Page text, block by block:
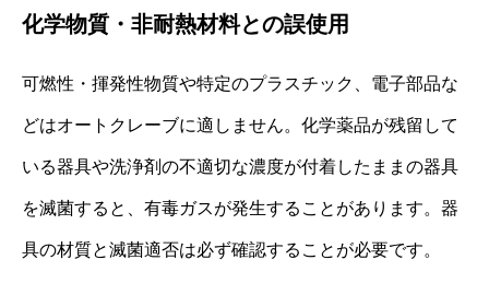
化学物質・非耐熱材料との誤使用
可燃性・揮発性物質や特定のプラスチック、電子部品な
どはオートクレーブに適しません。化学薬品が残留して
いる器具や洗浄剤の不適切な濃度が付着したままの器具
を滅菌すると、有毒ガスが発生することがあります。器
具の材質と滅菌適否は必ず確認することが必要です。